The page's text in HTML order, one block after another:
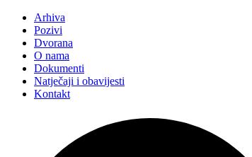
Arhiva
Pozivi
Dvorana
O nama
Dokumenti
Natječaji i obavijesti
Kontakt